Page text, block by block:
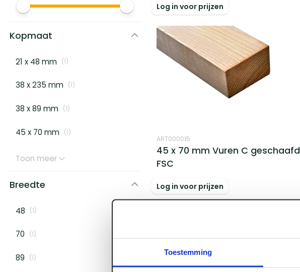
Toestemming
Log in voor prijzen
ART000015
45 x 70 mm Vuren C geschaafd
FSC
Log in voor prijzen
Kopmaat
21 x 48 mm (1)
38 x 235 mm (1)
38 x 89 mm (1)
45 x 70 mm (1)
Toon meer
Breedte
48 (1)
70 (1)
89 (1)